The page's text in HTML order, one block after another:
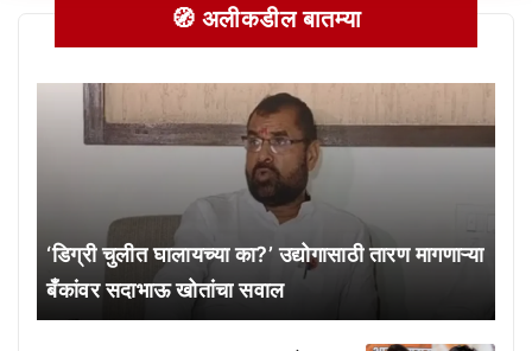
🧭 अलीकडील बातम्या
‘डिग्री चुलीत घालायच्या का?’ उद्योगासाठी तारण मागणाऱ्या
बँकांवर सदाभाऊ खोतांचा सवाल